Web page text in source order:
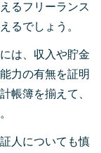
るフリーランス
るでしょう。
は、収入や貯金
力の有無を証明
帳簿を揃えて、
人についても慎